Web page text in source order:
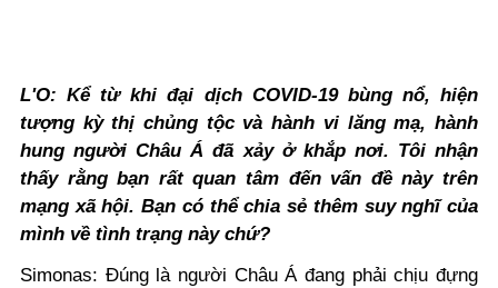
L'O: Kể từ khi đại dịch COVID-19 bùng nổ, hiện
tượng kỳ thị chủng tộc và hành vi lăng mạ, hành
hung người Châu Á đã xảy ở khắp nơi. Tôi nhận
thấy rằng bạn rất quan tâm đến vấn đề này trên
mạng xã hội. Bạn có thể chia sẻ thêm suy nghĩ của
mình về tình trạng này chứ?
Simonas: Đúng là người Châu Á đang phải chịu đựng